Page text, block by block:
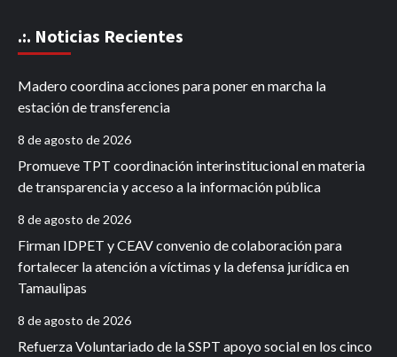
.:. Noticias Recientes
Madero coordina acciones para poner en marcha la
estación de transferencia
8 de agosto de 2026
Promueve TPT coordinación interinstitucional en materia
de transparencia y acceso a la información pública
8 de agosto de 2026
Firman IDPET y CEAV convenio de colaboración para
fortalecer la atención a víctimas y la defensa jurídica en
Tamaulipas
8 de agosto de 2026
Refuerza Voluntariado de la SSPT apoyo social en los cinco